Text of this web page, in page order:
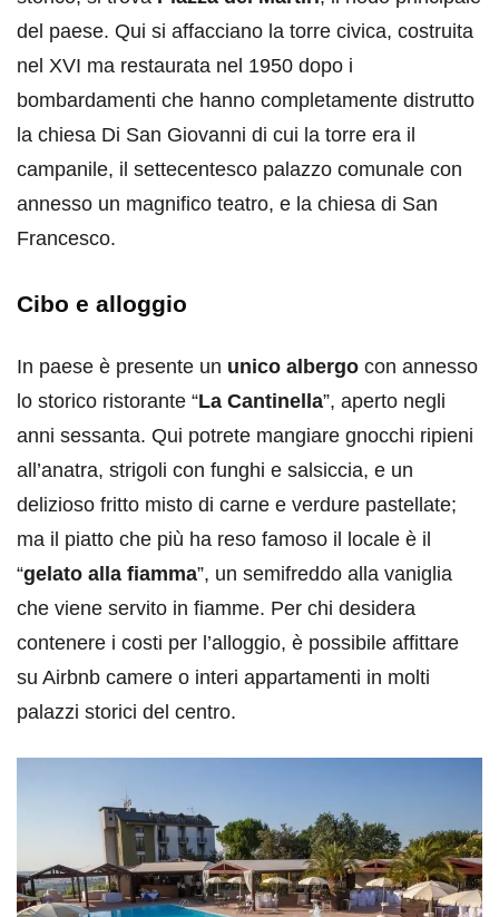
del paese. Qui si affacciano la torre civica, costruita
nel XVI ma restaurata nel 1950 dopo i
bombardamenti che hanno completamente distrutto
la chiesa Di San Giovanni di cui la torre era il
campanile, il settecentesco palazzo comunale con
annesso un magnifico teatro, e la chiesa di San
Francesco.
Cibo e alloggio
In paese è presente un unico albergo con annesso
lo storico ristorante “La Cantinella”, aperto negli
anni sessanta. Qui potrete mangiare gnocchi ripieni
all’anatra, strigoli con funghi e salsiccia, e un
delizioso fritto misto di carne e verdure pastellate;
ma il piatto che più ha reso famoso il locale è il
“gelato alla fiamma”, un semifreddo alla vaniglia
che viene servito in fiamme. Per chi desidera
contenere i costi per l’alloggio, è possibile affittare
su Airbnb camere o interi appartamenti in molti
palazzi storici del centro.